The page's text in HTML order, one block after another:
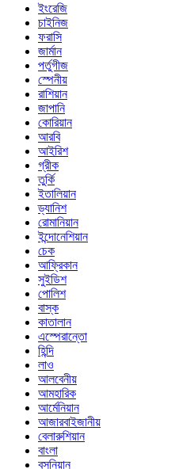
ইংরেজি
চাইনিজ
ফরাসি
জার্মান
পর্তুগীজ
স্পেনীয়
রাশিয়ান
জাপানি
কোরিয়ান
আরবি
আইরিশ
গ্রীক
তুর্কি
ইতালিয়ান
ড্যানিশ
রোমানিয়ান
ইন্দোনেশিয়ান
চেক
আফ্রিকান
সুইডিশ
পোলিশ
বাস্ক
কাতালান
এস্পেরান্তো
হিন্দি
লাও
আলবেনীয়
আমহারিক
আর্মেনিয়ান
আজারবাইজানীয়
বেলারুশিয়ান
বাংলা
বসনিয়ান